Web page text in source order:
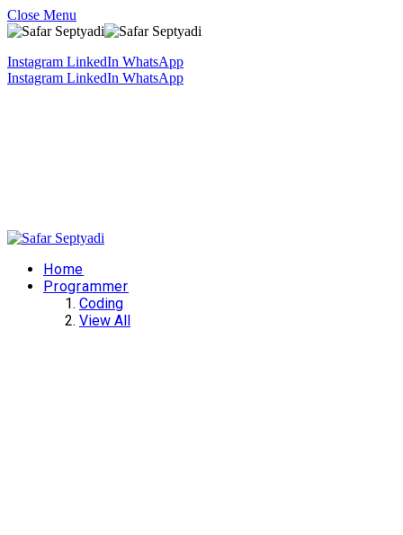
Close Menu
Instagram LinkedIn WhatsApp
Instagram LinkedIn WhatsApp
Home
Programmer
Coding
View All